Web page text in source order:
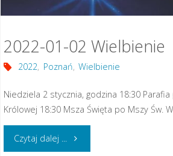
2022-01-02 Wielbienie
2022, Poznań, Wielbienie
Niedziela 2 stycznia, godzina 18:30
Królowej 18:30 Msza Święta po Mszy Św.
Czytaj dalej ... "2022-